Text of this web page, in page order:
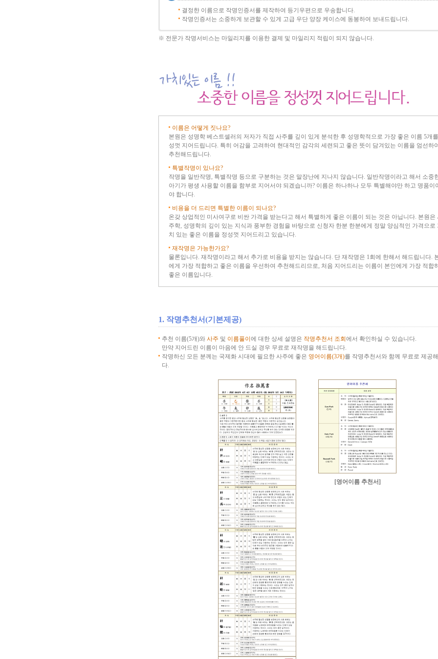
결정한 이름으로 작명인증서를 제작하여 등기우편으로 우송합니다.
작명인증서는 소중하게 보관할 수 있게 고급 우단 양장 케이스에 동봉하여 보내드립니다.
※ 전문가 작명서비스는 마일리지를 이용한 결제 및 마일리지 적립이 되지 않습니다.
이름은 어떻게 짓나요?
본원은 성명학 베스트셀러의 저자가 직접 사주를 깊이 있게 분석한 후 성명학적으로 가장 좋은 이름 5개
성껏 지어드립니다. 특히 어감을 고려하여 현대적인 감각의 세련되고 좋은 뜻이 담겨있는 이름을 엄선하
추천해드립니다.
특별작명이 있나요?
작명을 일반작명, 특별작명 등으로 구분하는 것은 말장난에 지나지 않습니다. 일반작명이라고 해서 소중
아기가 평생 사용할 이름을 함부로 지어서야 되겠습니까? 이름은 하나하나 모두 특별해야만 하고 명품이
야 합니다.
비용을 더 드리면 특별한 이름이 되나요?
온갖 상업적인 미사여구로 비싼 가격을 받는다고 해서 특별하게 좋은 이름이 되는 것은 아닙니다. 본원은
주학, 성명학의 깊이 있는 지식과 풍부한 경험을 바탕으로 신청자 한분 한분에게 정말 양심적인 가격으로
치 있는 좋은 이름을 정성껏 지어드리고 있습니다.
재작명은 가능한가요?
물론입니다. 재작명이라고 해서 추가로 비용을 받지는 않습니다. 단 재작명은 1회에 한해서 해드립니다.
에게 가장 적합하고 좋은 이름을 우선하여 추천해드리므로, 처음 지어드리는 이름이 본인에게 가장 적합
좋은 이름입니다.
1. 작명추천서(기본제공)
추천 이름(5개)와 사주 및 이름풀이 에 대한 상세 설명은 작명추천서 조회 에서 확인하실 수 있습니다.
만약 지어드린 이름이 마음에 안 드실 경우 무료로 재작명을 해드립니다.
작명하신 모든 분께는 국제화 시대에 필요한 사주에 좋은 영어이름(3개)를 작명추천서와 함께 무료로 제공
다.
[영어이름 추천서]